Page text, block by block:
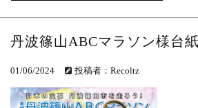
events
2026.2.2
第46回 丹波篠山ABCマラソン...
丹波篠山ABCマラソン様台
01/06/2024 投稿者：Recoltz